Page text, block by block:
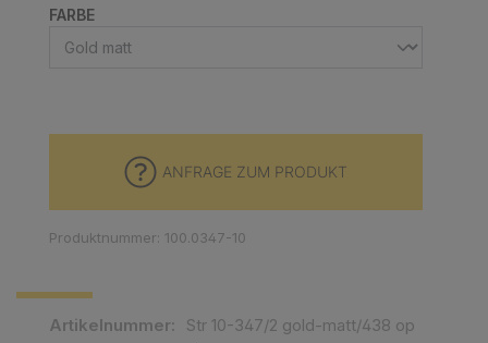
FARBEAUSWÄHLEN
Artikelnummer:
Str 10-347/2 gold-matt/438 op
ANFRAGE ZUM PRODUKT
Produktnummer: 100.0347-10